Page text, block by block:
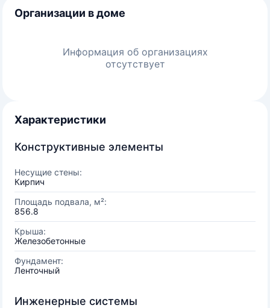
Организации в доме
Информация об организациях
отсутствует
Характеристики
Конструктивные элементы
Несущие стены:
Кирпич
Площадь подвала, м²:
856.8
Крыша:
Железобетонные
Фундамент:
Ленточный
Инженерные системы